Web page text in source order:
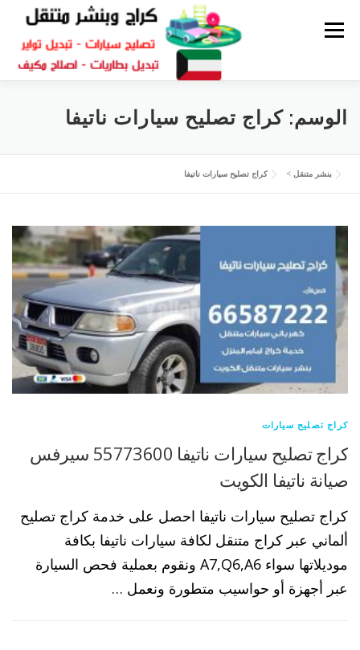
القائمة
كراج تصليح سيارات بنشر الكويت كراج متنقل
سكراب قطع غيار
الوسم:كراج تصليح سيارات ناتيفا
بنشر متنقل > كراج تصليح سيارات ناتيفا
كراج تصليح سيارات
كراج تصليح سيارات ناتيفا 55773600 سيرفس
صيانة ناتيفا الكويت
كراج تصليح سيارات ناتيفا احصل على خدمة كراج تصليح
ألماني عبر كراج متنقل لكافة سيارات ناتيفا بكافة
موديلاتها سواء A7,Q6,A6 ونقوم بعملية فحص السيارة
عبر أجهزة أو حواسيب متطورة ونعمل …